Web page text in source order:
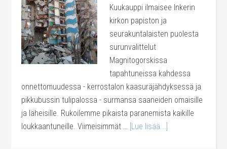
Kuukauppi ilmaisee Inkerin
kirkon papiston ja
seurakuntalaisten puolesta
surunvalittelut
Magnitogorskissa
tapahtuneissa kahdessa
onnettomuudessa - kerrostalon kaasuräjähdyksessä ja
pikkubussin tulipalossa - surmansa saaneiden omaisille
ja läheisille. Rukoilemme pikaista paranemista kaikille
loukkaantuneille. Viimeisimmät … [Lue lisää...]